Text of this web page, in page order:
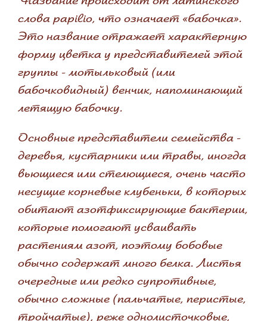
слова papilio, что означает «бабочка».
Это название отражает характерную
форму цветка у представителей этой
группы - мотыльковый (или
бабочковидный) венчик, напоминающий
летящую бабочку.
Основные представители семейства -
деревья, кустарники или травы, иногда
вьющиеся или стелющиеся, очень часто
несущие корневые клубеньки, в которых
обитают азотфиксирующие бактерии,
которые помогают усваивать
растениям азот, поэтому бобовые
обычно содержат много белка. Листья
очередные или редко супротивные,
обычно сложные (пальчатые, перистые,
тройчатые), реже однолисточковые,